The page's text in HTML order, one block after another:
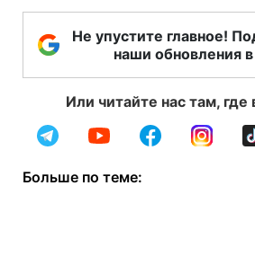
Не упустите главное!
наши обновления
Или читайте нас там, где
Больше по теме: